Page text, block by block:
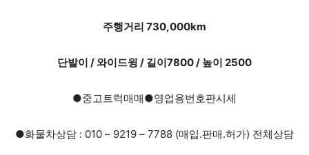
주행거리 730,000km
단발이 / 와이드윙 / 길이7800 / 높이 2500
●중고트럭매매●영업용번호판시세
●화물차상담 : 010 – 9219 – 7788 (매입.판매.허가) 전체상담